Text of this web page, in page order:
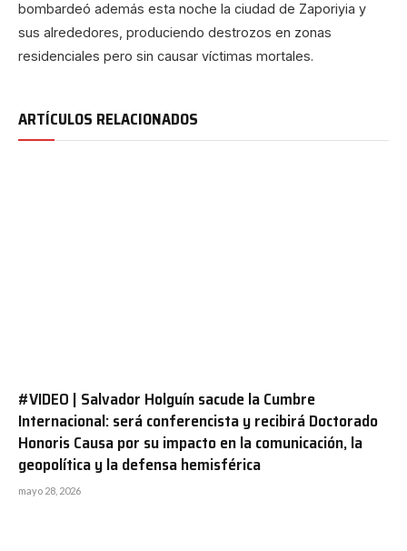
bombardeó además esta noche la ciudad de Zaporiyia y
sus alrededores, produciendo destrozos en zonas
residenciales pero sin causar víctimas mortales.
ARTÍCULOS RELACIONADOS
#VIDEO | Salvador Holguín sacude la Cumbre
Internacional: será conferencista y recibirá Doctorado
Honoris Causa por su impacto en la comunicación, la
geopolítica y la defensa hemisférica
mayo 28, 2026